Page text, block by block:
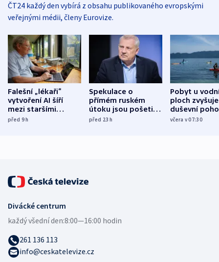
ČT24 každý den vybírá z obsahu publikovaného evropskými
veřejnými médii, členy Eurovize.
Falešní „lékaři“
vytvoření AI šíří
mezi staršími
Poláky nebezpečné
před 9h
Spekulace o
přímém ruském
útoku jsou pošetilé,
míní estonský
před 23h
Pobyt u
ploch zvyšuje
duševní
ukázala
včera v 07:30
Divácké centrum
každý všední den:8:00—16:00 hodin
261 136 113
info@ceskatelevize.cz